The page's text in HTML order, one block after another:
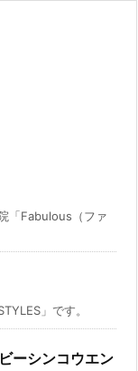
「Fabulous（ファ
」です。
ーシンコウエン